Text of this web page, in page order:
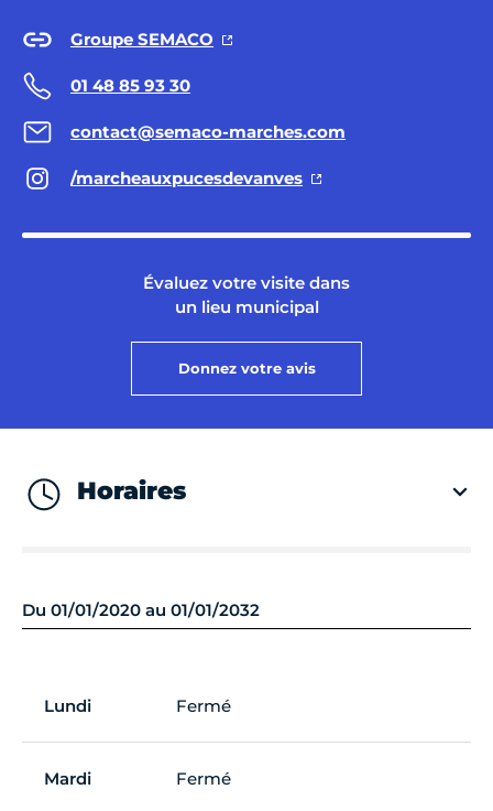
Groupe SEMACO
01 48 85 93 30
contact@semaco-marches.com
/marcheauxpucesdevanves
Évaluez votre visite dans
un lieu municipal
Donnez votre avis
Horaires
Du 01/01/2020 au 01/01/2032
Lundi Fermé
Mardi Fermé